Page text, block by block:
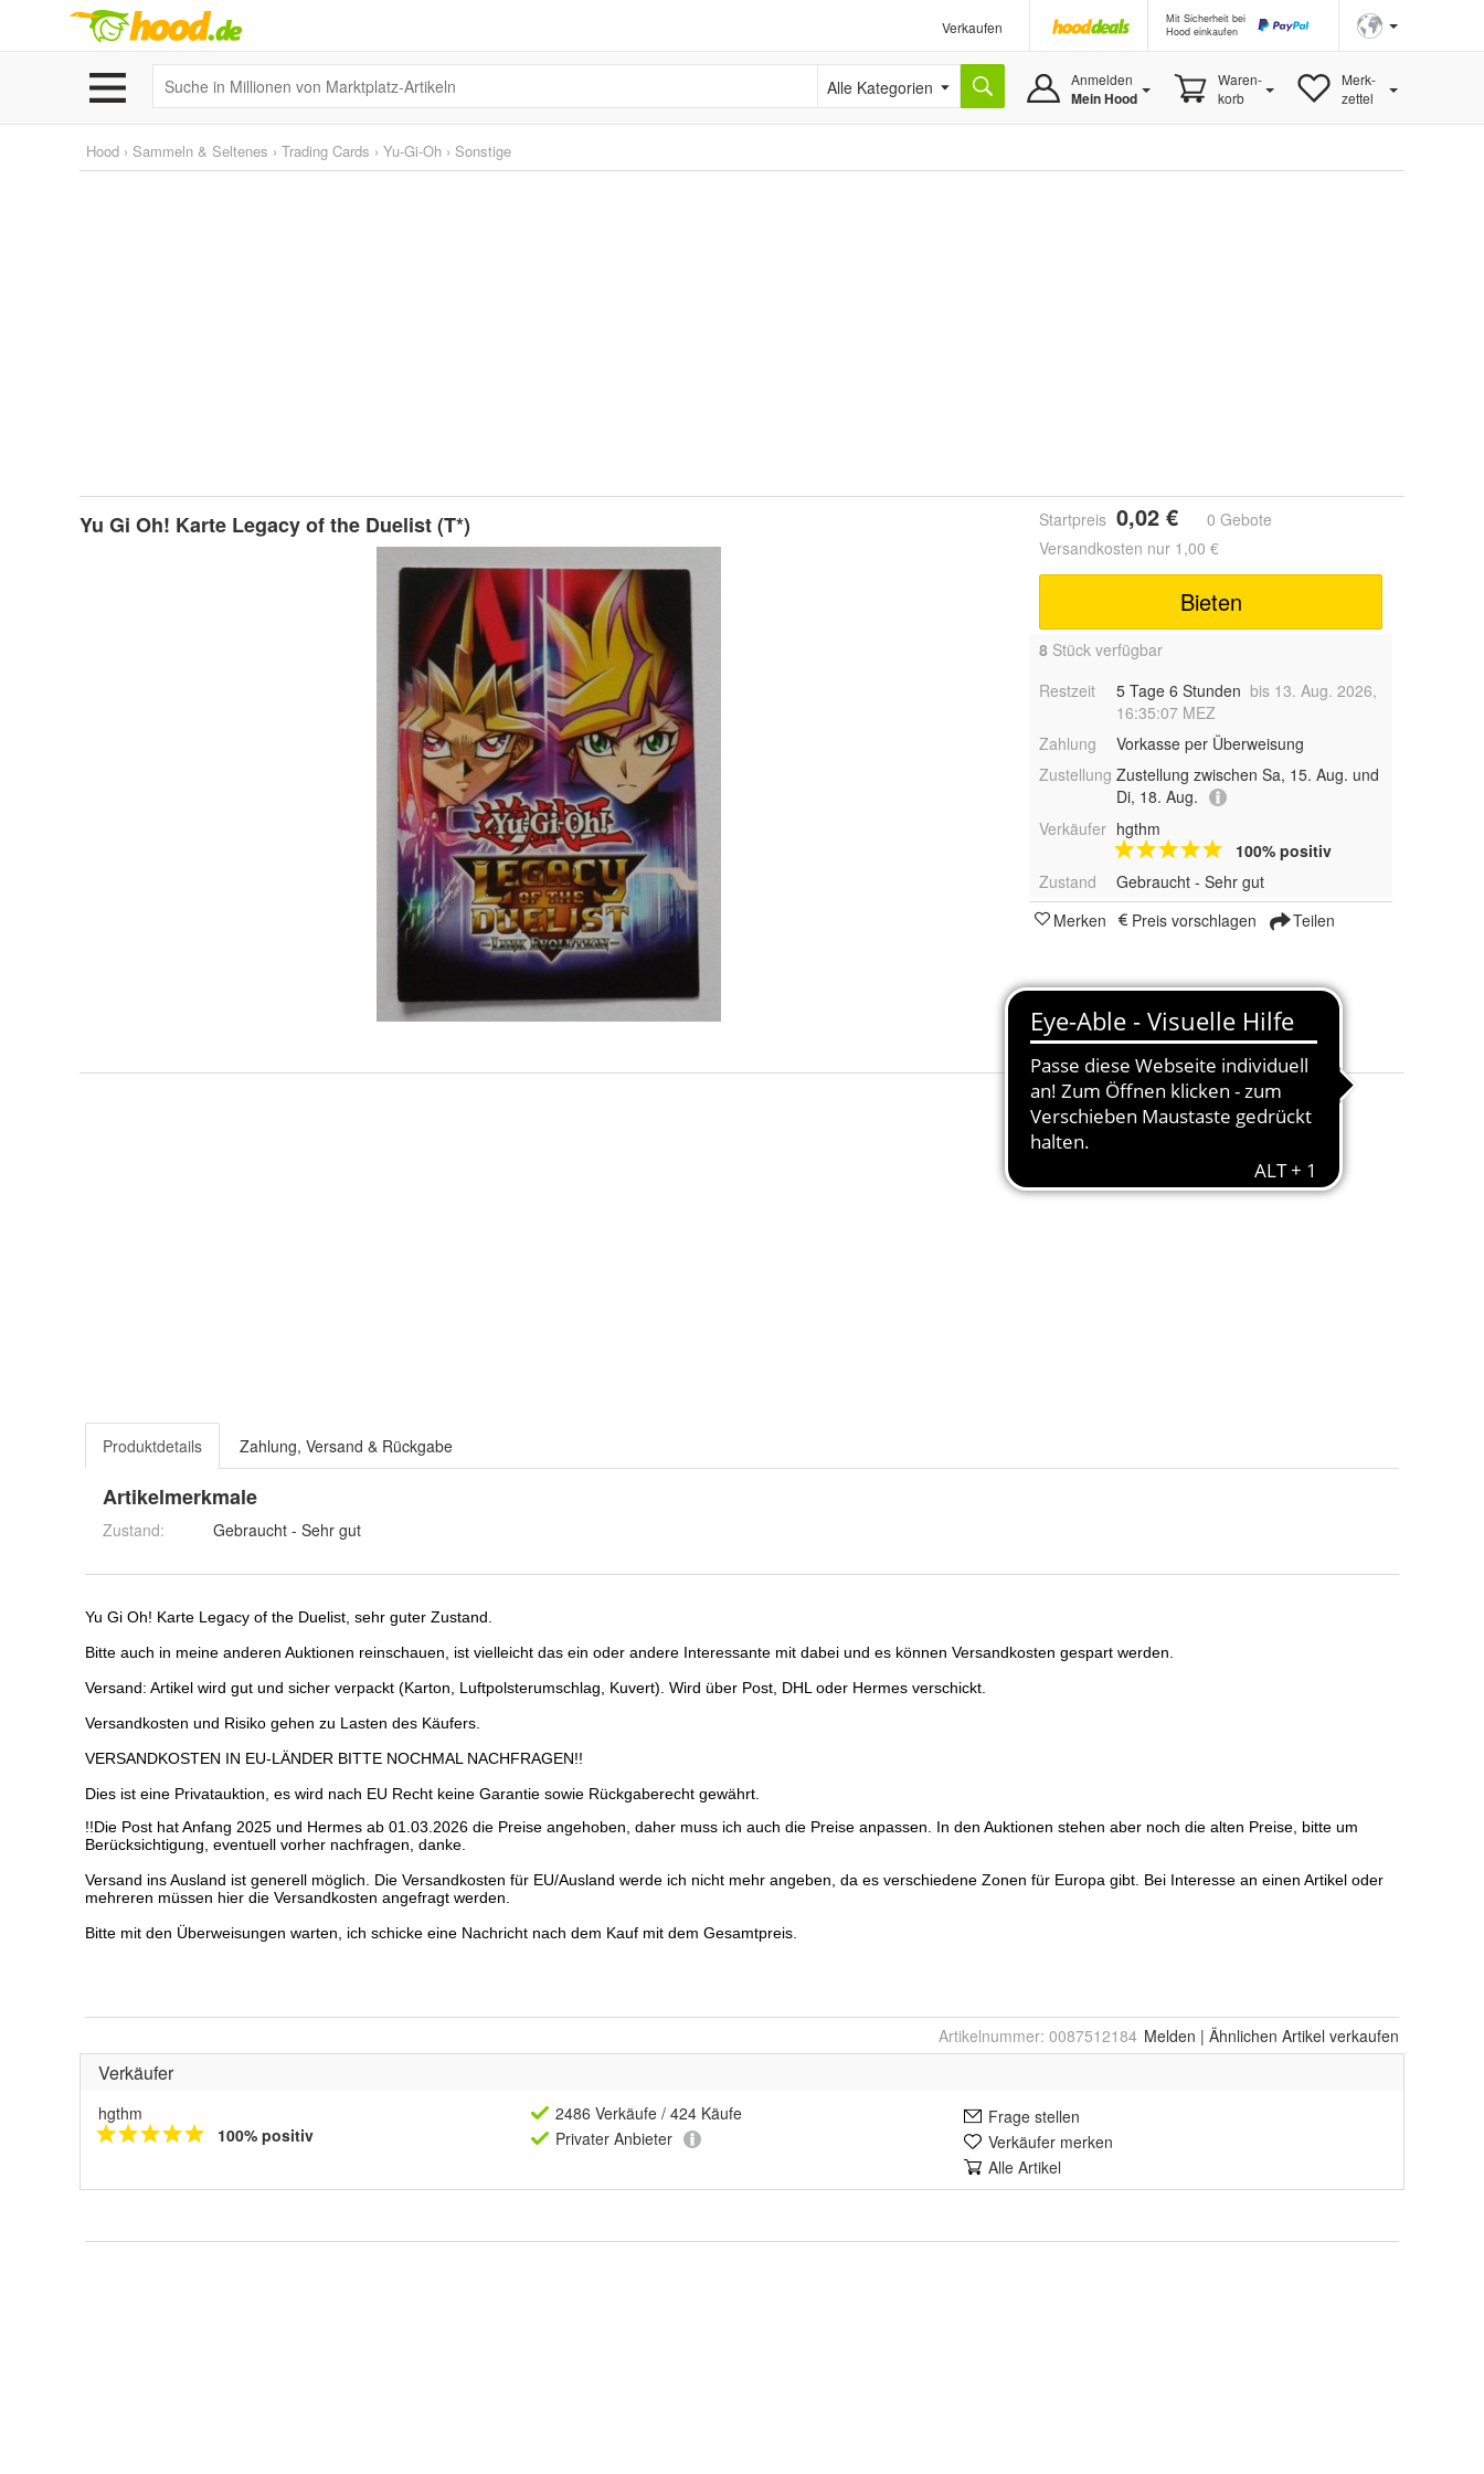
Verkaufen
Mit Sicherheit bei
Hood einkaufen
Alle Kategorien Anmelden
Mein Hood
Waren-
korb
Merk-
zettel
Hood › Sammeln & Seltenes › Trading Cards › Yu-Gi-Oh › Sonstige
Yu Gi Oh! Karte Legacy of the Duelist (T*) Startpreis 0,02 €
0 Gebote
Versandkosten nur 1,00 €
Bieten
8 Stück verfügbar
Restzeit
5 Tage 6 Stunden bis 13. Aug. 2026,
16:35:07 MEZ
Zahlung
Vorkasse per Überweisung
Zustellung Zustellung zwischen Sa, 15. Aug. und
Di, 18. Aug.
Verkäufer hgthm
100% positiv
Zustand
Gebraucht - Sehr gut
Merken
Preis vorschlagen Teilen
Produktdetails Zahlung, Versand & Rückgabe
Artikelmerkmale
Zustand: Gebraucht - Sehr gut
Artikelnummer: 0087512184 Melden | Ähnlichen Artikel verkaufen
Verkäufer
hgthm
100% positiv
2486 Verkäufe / 424 Käufe
Privater Anbieter
Frage stellen
Verkäufer merken
Alle Artikel